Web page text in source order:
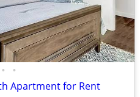
• •
Apartment for Rent